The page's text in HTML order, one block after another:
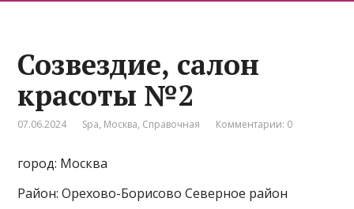
Созвездие, салон
красоты №2
07.06.2024 Spa, Москва, Справочная Комментарии: 0
город: Москва
Район: Орехово-Борисово Северное район